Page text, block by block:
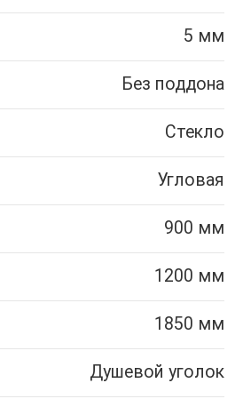
5 мм
Без поддона
Стекло
Угловая
900 мм
1200 мм
1850 мм
Душевой уголок